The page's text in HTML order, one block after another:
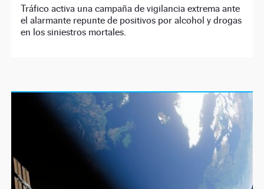
Tráfico activa una campaña de vigilancia extrema ante
el alarmante repunte de positivos por alcohol y drogas
en los siniestros mortales.